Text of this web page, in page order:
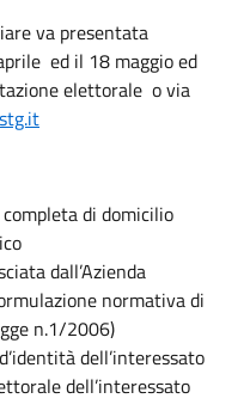
va presentata
ed il 18 maggio ed
elettorale o via
di domicilio
dall’Azienda
normativa di
n.1/2006)
dell’interessato
dell’interessato